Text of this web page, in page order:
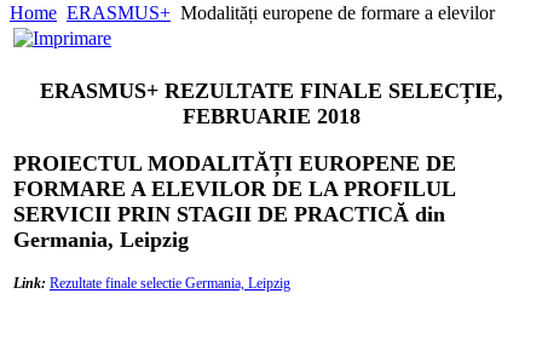
Home ERASMUS+ Modalități europene de formare a elevilor
ERASMUS+ REZULTATE FINALE SELECȚIE,
FEBRUARIE 2018
PROIECTUL MODALITĂȚI EUROPENE DE
FORMARE A ELEVILOR DE LA PROFILUL
SERVICII PRIN STAGII DE PRACTICĂ din
Germania, Leipzig
Link: Rezultate finale selectie Germania, Leipzig